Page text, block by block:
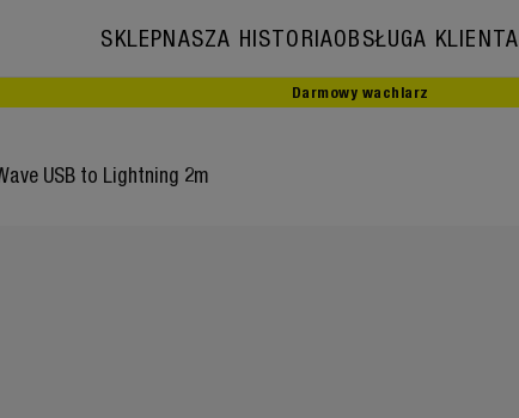
SKLEPNASZA HISTORIAOBSŁUGA KLIENTA
Darmowy wachlarz
USB to Lightning 2m